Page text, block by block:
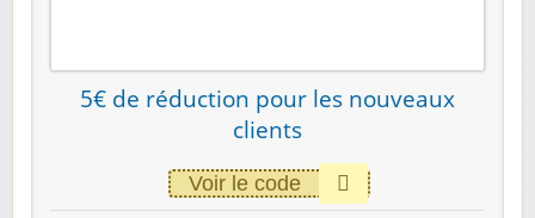
5€ de réduction pour les nouveaux
clients
Voir le code